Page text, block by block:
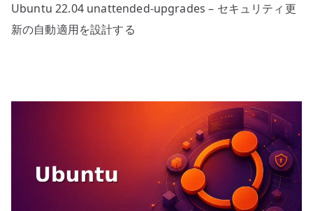
Ubuntu 22.04 unattended-upgrades – セキュリティ更
新の自動適用を設計する